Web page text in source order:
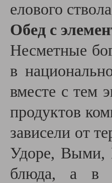
елового
Обед с
Несметные
в
вместе с тем
продуктов
зависели от
Удоре, Выми,
блюда, а в